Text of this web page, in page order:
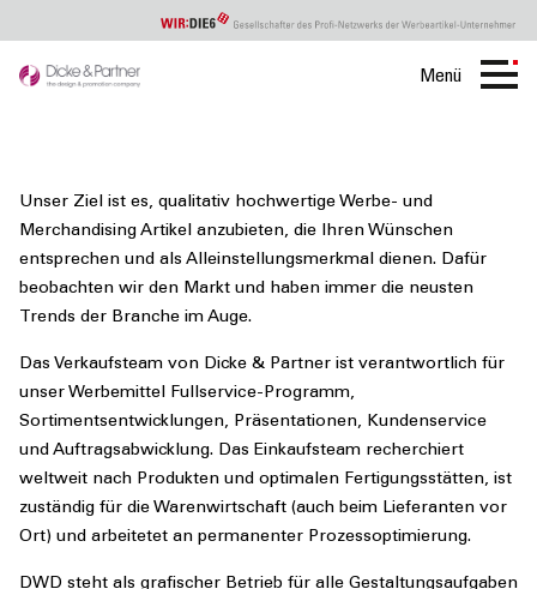
Menü
Leistungen
Unser Ziel ist es, qualitativ hochwertige Werbe- und
Merchandising Artikel anzubieten, die Ihren Wünschen
entsprechen und als Alleinstellungsmerkmal dienen. Dafür
beobachten wir den Markt und haben immer die neusten
Trends der Branche im Auge.
Das Verkaufsteam von Dicke & Partner ist verantwortlich für
unser Werbemittel Fullservice-Programm,
Sortimentsentwicklungen, Präsentationen, Kundenservice
und Auftragsabwicklung. Das Einkaufsteam recherchiert
weltweit nach Produkten und optimalen Fertigungsstätten, ist
zuständig für die Warenwirtschaft (auch beim Lieferanten vor
Ort) und arbeitetet an permanenter Prozessoptimierung.
DWD steht als grafischer Betrieb für alle Gestaltungsaufgaben